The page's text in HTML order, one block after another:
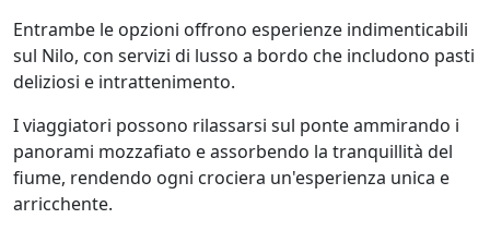
Entrambe le opzioni offrono esperienze indimenticabili
sul Nilo, con servizi di lusso a bordo che includono pasti
deliziosi e intrattenimento.
I viaggiatori possono rilassarsi sul ponte ammirando i
panorami mozzafiato e assorbendo la tranquillità del
fiume, rendendo ogni crociera un'esperienza unica e
arricchente.